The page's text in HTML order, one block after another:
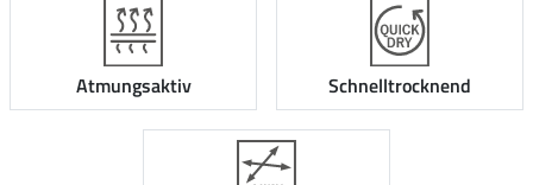
Atmungsaktiv Schnelltrocknend